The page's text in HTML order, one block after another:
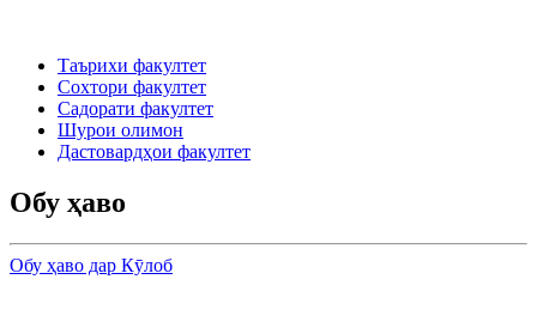
Таърихи факултет
Сохтори факултет
Садорати факултет
Шурои олимон
Дастовардҳои факултет
Обу ҳаво
Обу ҳаво дар Кӯлоб